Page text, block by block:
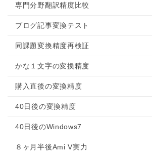
専門分野翻訳精度比較
ブログ記事変換テスト
同課題変換精度再検証
かな１文字の変換精度
購入直後の変換精度
40日後の変換精度
40日後のWindows7
８ヶ月半後Ami V実力